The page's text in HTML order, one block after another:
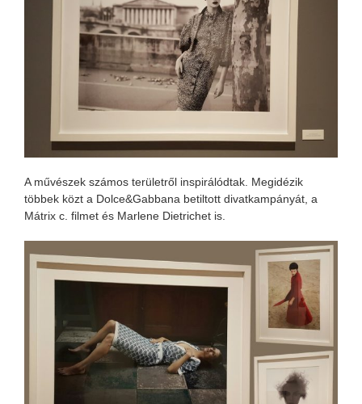
A művészek számos területről inspirálódtak. Megidézik
többek közt a Dolce&Gabbana betiltott divatkampányát, a
Mátrix c. filmet és Marlene Dietrichet is.